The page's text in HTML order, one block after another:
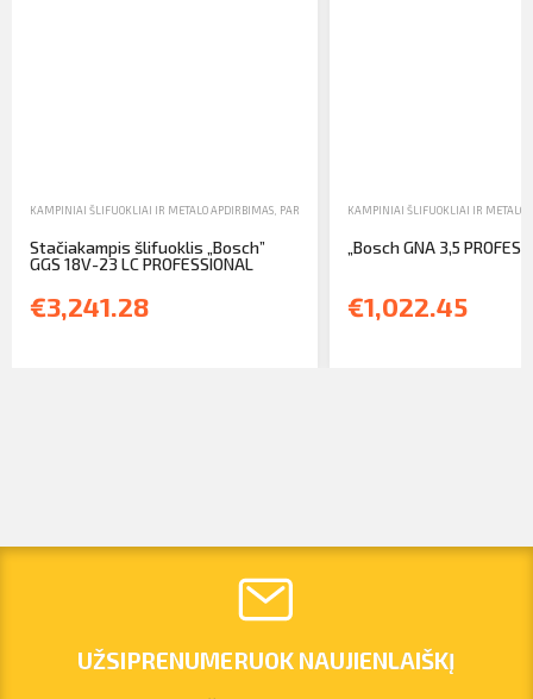
KAMPINIAI ŠLIFUOKLIAI IR METALO APDIRBIMAS PARDAVIMAS ,RANKINIAI IR ELEKTRINIAI
Stačiakampis šlifuoklis „Bosch”
GGS 18V-23 LC PROFESSIONAL
€3,241.28
KAMPINIAI ŠLIFUOKLIAI IR METALO
„Bosch GNA 3,5
€1,022.45
UŽSIPRENUMERUOK NAUJIENLAIŠKĮ